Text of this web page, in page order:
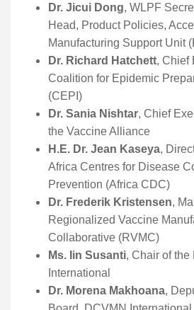
Dr. Jicui Dong, WLPF
Head, Product Policies,
Manufacturing Support Unit
Dr. Richard Hatchett, Chief
Coalition for Epidemic
(CEPI)
Dr. Sania Nishtar, Chief
the Vaccine Alliance
H.E. Dr. Jean Kaseya,
Africa Centres for Disease
Prevention (Africa CDC)
Dr. Frederik Kristensen,
Regionalized Vaccine
Collaborative (RVMC)
Ms. Iin Susanti, Chair of the
International
Dr. Morena Makhoana,